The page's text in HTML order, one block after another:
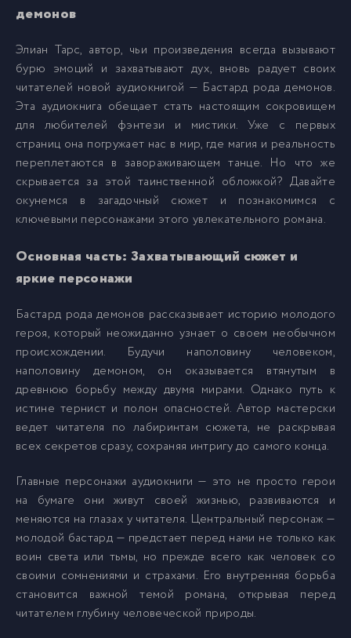
008
9 009
10 010
11 011
12 012
13 013
14 014
015
18 018
19 019
демонов
Элиан Тарс, автор, чьи произведения всегда вызывают
бурю эмоций и захватывают дух, вновь радует своих
читателей новой аудиокнигой — Бастард рода демонов.
Эта аудиокнига обещает стать настоящим сокровищем
для любителей фэнтези и мистики. Уже с первых
страниц она погружает нас в мир, где магия и реальность
переплетаются в завораживающем танце. Но что же
скрывается за этой таинственной обложкой? Давайте
окунемся в загадочный сюжет и познакомимся с
ключевыми персонажами этого увлекательного романа.
Основная часть: Захватывающий сюжет и
яркие персонажи
Бастард рода демонов рассказывает историю молодого
героя, который неожиданно узнает о своем необычном
происхождении. Будучи наполовину человеком,
наполовину демоном, он оказывается втянутым в
древнюю борьбу между двумя мирами. Однако путь к
истине тернист и полон опасностей. Автор мастерски
ведет читателя по лабиринтам сюжета, не раскрывая
всех секретов сразу, сохраняя интригу до самого конца.
Главные персонажи аудиокниги — это не просто герои
на бумаге они живут своей жизнью, развиваются и
меняются на глазах у читателя. Центральный персонаж —
молодой бастард — предстает перед нами не только как
воин света или тьмы, но прежде всего как человек со
своими сомнениями и страхами. Его внутренняя борьба
становится важной темой романа, открывая перед
читателем глубину человеческой природы.